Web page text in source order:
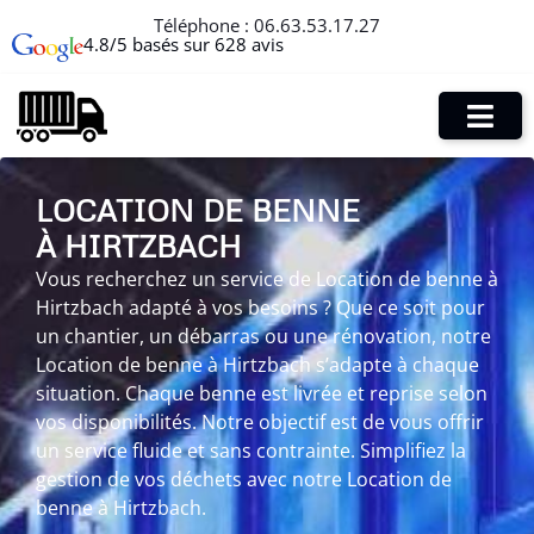
Téléphone : 06.63.53.17.27
4.8/5 basés sur 628 avis
LOCATION DE BENNE
À HIRTZBACH
Vous recherchez un service de Location de benne à
Hirtzbach adapté à vos besoins ? Que ce soit pour
un chantier, un débarras ou une rénovation, notre
Location de benne à Hirtzbach s’adapte à chaque
situation. Chaque benne est livrée et reprise selon
vos disponibilités. Notre objectif est de vous offrir
un service fluide et sans contrainte. Simplifiez la
gestion de vos déchets avec notre Location de
benne à Hirtzbach.